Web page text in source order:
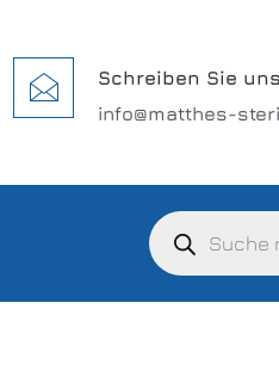
Schreiben Sie
info@matthes-